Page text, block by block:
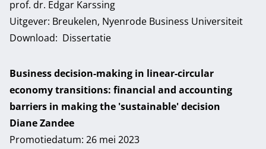
prof. dr. Edgar Karssing
Uitgever: Breukelen, Nyenrode Business Universiteit
Download: Dissertatie
Business decision-making in linear-circular
economy transitions: financial and accounting
barriers in making the 'sustainable' decision
Diane Zandee
Promotiedatum: 26 mei 2023